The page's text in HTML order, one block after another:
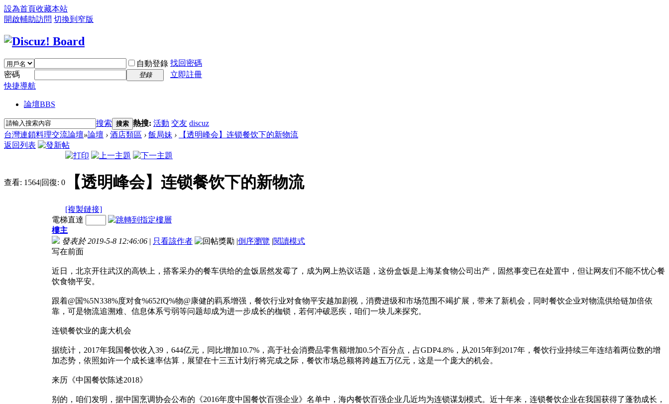
設為首頁收藏本站
開啟輔助訪問 切換到窄版
自動登錄 找回密碼
密碼
登錄
立即註冊
快捷導航
論壇BBS
搜索 搜索 熱搜: 活動 交友 discuz
台灣連鎖料理交流論壇»論壇 › 酒店類區 › 飯局妹 ›
【透明峰会】连锁餐饮下的新物流
返回列表
查看: 1564|回復: 0 【透明峰会】连锁餐饮下的新物流
[複製鏈接]
電梯直達
樓主
發表於 2019-5-8 12:46:06 | 只看該作者 |倒序瀏覽 |閱讀模式
写在前面
近日，北京开往武汉的高铁上，搭客采办的餐车供给的盒饭居然发霉了，成为网上热议话题，这份盒饭是上海某食物公司出产，固然事变已在处置中，但让网友们不能不忧心餐
饮食物平安。
跟着@国%5N338%度对食%652fQ%物@康健的羁系增强，餐饮行业对食物平安越加剧视，消费进级和市场范围不竭扩展，带来了新机会，同时餐饮企业对物流供给链加倍依
靠，可是物流追溯难、信息体系亏弱等问题却成为进一步成长的枷锁，若何冲破恶疾，咱们一块儿来探究。
连锁餐饮业的庞大机会
据统计，2017年我国餐饮收入39，644亿元，同比增加10.7%，高于社会消费品零售额增加0.5个百分点，占GDP4.8%，从2015年到2017年，餐饮行业持续三年连结着两位数的增
加态势，依照如许一个成长速率估算，展望在十三五计划行将完成之际，餐饮市场总额将跨越五万亿元，这是一个庞大的机会。
来历《中国餐饮陈述2018》
别的，咱们发明，据中国烹调协会公布的《2016年度中国餐饮百强企业》名单中，海内餐饮百强企业几近均为连锁谋划模式。近十年来，连锁餐饮企业在我国获得了蓬勃成长，